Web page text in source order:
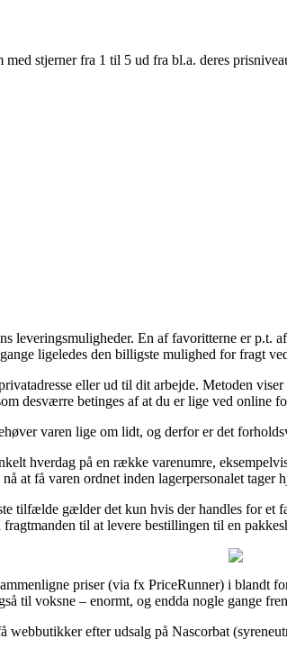
stjerner fra 1 til 5 ud fra bl.a. deres
En af favoritterne er p.t.
ligeledes den billigste mulighed for fragt
eller ud til dit arbejde. Metoden
desværre betinges af at du er lige ved online
varen lige om lidt, og derfor er det
hverdag på en række varenumre,
at få varen ordnet inden lagerpersonalet tager
tilfælde gælder det kun hvis der handles for
til at levere bestillingen til en
priser (via fx PriceRunner) i blandt
til voksne – enormt, og endda nogle gange
efter udsalg på Nascorbat